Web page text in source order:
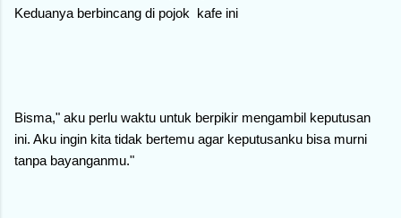
Keduanya berbincang di pojok kafe ini
Bisma," aku perlu waktu untuk berpikir mengambil keputusan
ini. Aku ingin kita tidak bertemu agar keputusanku bisa murni
tanpa bayanganmu."